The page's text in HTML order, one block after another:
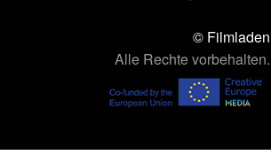
© Filmladen
Alle Rechte vorbehalten.